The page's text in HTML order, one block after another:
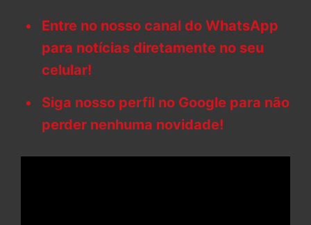
Entre no nosso canal do WhatsApp
para notícias diretamente no seu
celular!
Siga nosso perfil no Google para não
perder nenhuma novidade!